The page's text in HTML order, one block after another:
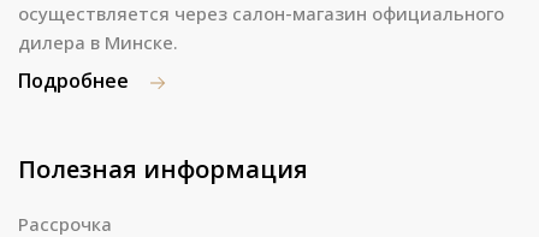
осуществляется через салон-магазин официального
дилера в Минске.
Подробнее
Полезная информация
Рассрочка